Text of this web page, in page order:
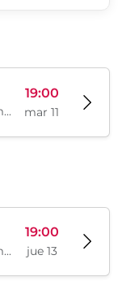
Vidas Art Arena, Kolodrum, Borisova gradina, Sofía, BG
19:00
mar 11
Vidas Art Arena, Kolodrum, Borisova gradina, Sofía, BG
19:00
jue 13